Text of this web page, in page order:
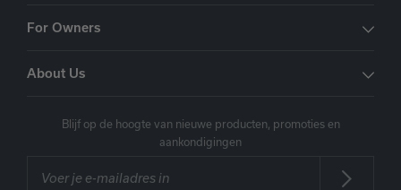
For Owners
About Us
Blijf op de hoogte van nieuwe producten, promoties en
aankondigingen